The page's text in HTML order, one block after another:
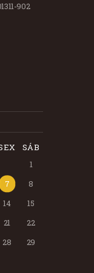
902
SÁB
1
7
8
14
15
21
22
28
29